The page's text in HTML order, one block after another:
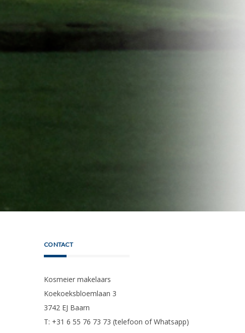
CONTACT
Kosmeier makelaars
Koekoeksbloemlaan 3
3742 EJ Baarn
T: +31 6 55 76 73 73 (telefoon of Whatsapp)